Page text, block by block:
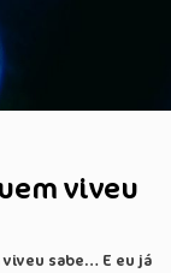
viveu
sabe… E eu já